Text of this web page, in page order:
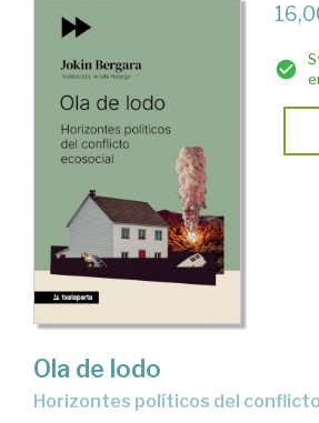
Ola de lodo
Horizontes políticos del